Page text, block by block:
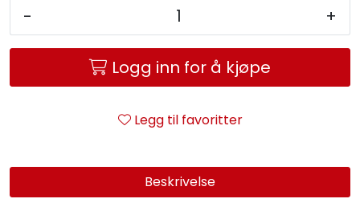
- +
Logg inn for å kjøpe
Legg til favoritter
Beskrivelse